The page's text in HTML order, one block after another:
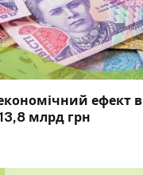
ефект
млрд грн